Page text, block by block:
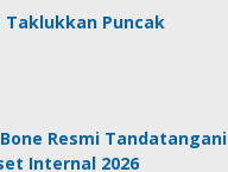
Taklukkan Puncak
Bone Resmi Tandatangani
Internal 2026